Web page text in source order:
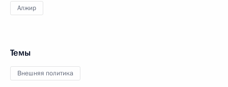
Алжир
Темы
Внешняя политика